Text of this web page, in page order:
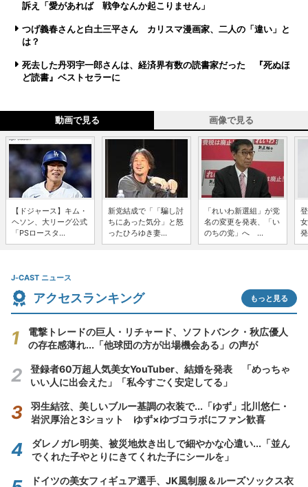
訴え「愛があれば 戦争なんか起こりません」
つげ義春さんと白土三平さん カリスマ漫画家、二人の「違い」と
は？
死去した丹羽宇一郎さんは、経済界有数の読書家だった 『死ぬほ
ど読書』ベストセラーに
動画で見る 画像で見る
【ドジャース】キム・
ヘソン、大リーグ公式
「PSロースタ...
新党結成で「「騙し討
ちにあった気分」と怒
ったひろゆき妻...
「れいわ新選組」が党
名の変更を発表、「い
のちの党」へ ...
J-CAST ニュース
アクセスランキング もっと見る
電撃トレードの巨人・リチャード、ソフトバンク・秋広優人
の存在感薄れ...「他球団の方が出場機会ある」の声が
登録者60万超人気美女YouTuber、結婚を発表 「めっちゃ
いい人に出会えた」「私今すごく安定してる」
羽生結弦、美しいブルー基調の衣装で...「ゆず」北川悠仁・
岩沢厚治と3ショット ゆず×ゆづコラボにファン歓喜
ダレノガレ明美、被災地炊き出しで細やかな心遣い...「並ん
でくれた子やとりにきてくれた子にシールを」
ドイツの美女フィギュア選手、JK風制服＆ルーズソックス衣